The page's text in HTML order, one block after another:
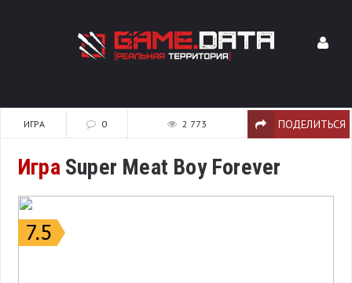
ИГРА 0 2 773 ПОДЕЛИТЬСЯ
ИграSuper Meat Boy Forever